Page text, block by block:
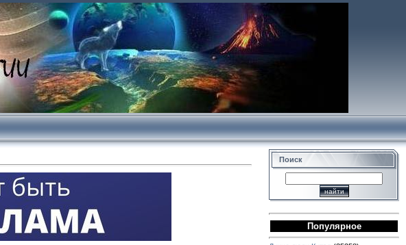
Поиск
Популярное